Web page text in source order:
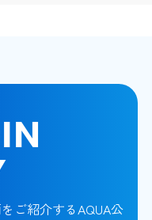
ご紹介するAQUA公